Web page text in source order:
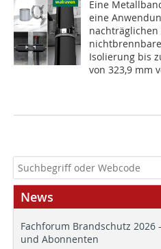
Eine
eine
Isolierung bis
von 323,9 mm
News
Fachforum Brandschutz 2026
und Abonnenten